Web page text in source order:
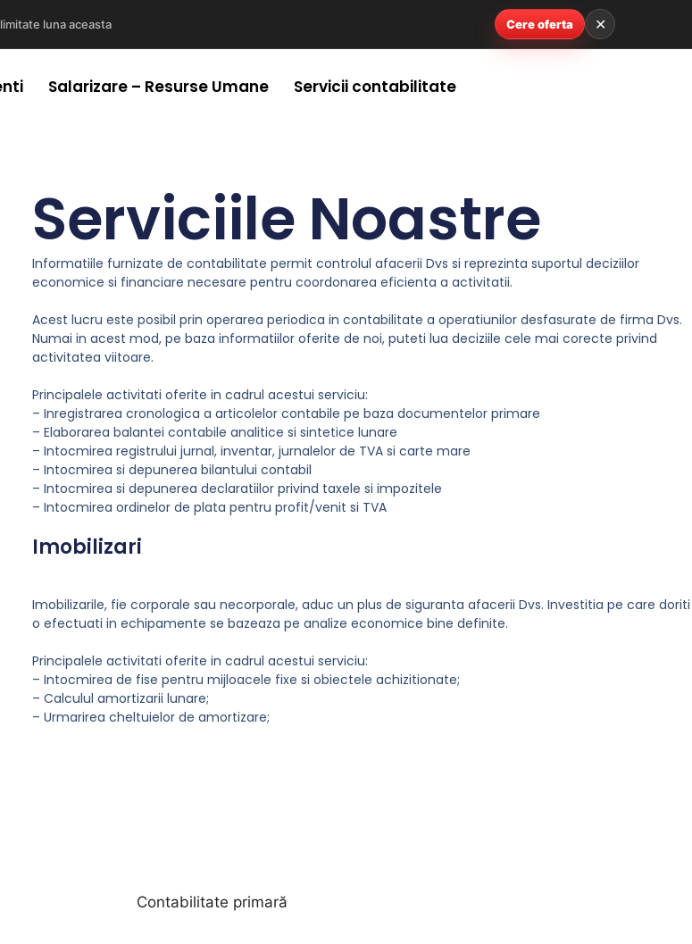
luna aceasta Cere oferta ✕
Salarizare – Resurse Umane Servicii contabilitate
Serviciile Noastre
Informatiile furnizate de contabilitate permit controlul afacerii Dvs si reprezinta suportul deciziilor
economice si financiare necesare pentru coordonarea eficienta a activitatii.
Acest lucru este posibil prin operarea periodica in contabilitate a operatiunilor desfasurate de firma Dvs.
Numai in acest mod, pe baza informatiilor oferite de noi, puteti lua deciziile cele mai corecte privind
activitatea viitoare.
Principalele activitati oferite in cadrul acestui serviciu:
– Inregistrarea cronologica a articolelor contabile pe baza documentelor primare
– Elaborarea balantei contabile analitice si sintetice lunare
– Intocmirea registrului jurnal, inventar, jurnalelor de TVA si carte mare
– Intocmirea si depunerea bilantului contabil
– Intocmirea si depunerea declaratiilor privind taxele si impozitele
– Intocmirea ordinelor de plata pentru profit/venit si TVA
Imobilizari
Imobilizarile, fie corporale sau necorporale, aduc un plus de siguranta afacerii Dvs. Investitia pe care
o efectuati in echipamente se bazeaza pe analize economice bine definite.
Principalele activitati oferite in cadrul acestui serviciu:
– Intocmirea de fise pentru mijloacele fixe si obiectele achizitionate;
– Calculul amortizarii lunare;
– Urmarirea cheltuielor de amortizare;